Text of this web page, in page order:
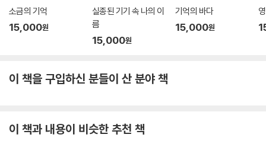
소금의 기억
15,000원
실종된 기기 속 나의 이
름
15,000원
기억의 바다
15,000원
이 책을 구입하신 분들이 산 분야 책
이 책과 내용이 비슷한 추천 책